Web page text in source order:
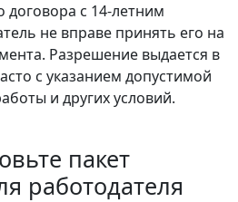
договора с 14-летним
не вправе принять его на
Разрешение выдается в
с указанием допустимой
и других условий.
пакет
работодателя